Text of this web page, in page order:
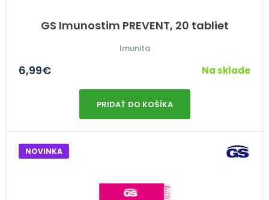
GS Imunostim PREVENT, 20 tabliet
Imunita
6,99€ Na sklade
PRIDAŤ DO KOŠÍKA
NOVINKA